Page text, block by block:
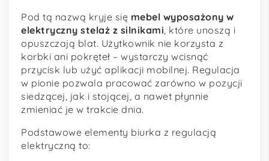
Pod tą nazwą kryje się mebel wyposażony w
elektryczny stelaż z silnikami , które unoszą i
opuszczają blat. Użytkownik nie korzysta z
korbki ani pokręteł – wystarczy wcisnąć
przycisk lub użyć aplikacji mobilnej. Regulacja
w pionie pozwala pracować zarówno w pozycji
siedzącej, jak i stojącej, a nawet płynnie
zmieniać je w trakcie dnia.
Podstawowe elementy biurka z regulacją
elektryczną to: